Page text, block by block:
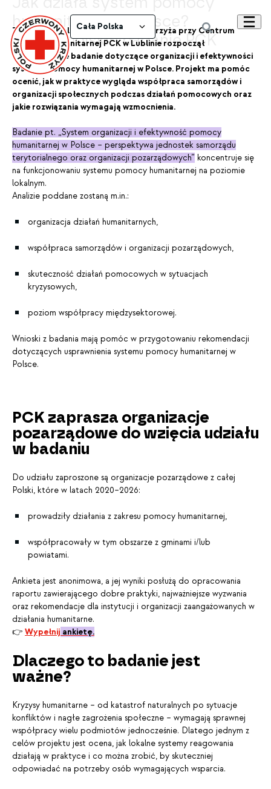
Cała Polska
humanitarnej w Polsce?
Ogólnopolskie badanie PCK
Think Tank Polskiego Czerwonego Krzyża przy Centrum
Pomocy Humanitarnej PCK w Lublinie rozpoczął
ogólnopolskie badanie dotyczące organizacji i efektywności
systemu pomocy humanitarnej w Polsce. Projekt ma pomóc
ocenić, jak w praktyce wygląda współpraca samorządów i
organizacji społecznych podczas działań pomocowych oraz
jakie rozwiązania wymagają wzmocnienia.
Badanie pt. „System organizacji i efektywność pomocy
humanitarnej w Polsce – perspektywa jednostek samorządu
terytorialnego oraz organizacji pozarządowych” koncentruje się
na funkcjonowaniu systemu pomocy humanitarnej na poziomie
lokalnym.
Analizie poddane zostaną m.in.:
organizacja działań humanitarnych,
współpraca samorządów i organizacji pozarządowych,
skuteczność działań pomocowych w sytuacjach
kryzysowych,
poziom współpracy międzysektorowej.
Wnioski z badania mają pomóc w przygotowaniu rekomendacji
dotyczących usprawnienia systemu pomocy humanitarnej w
Polsce.
PCK zaprasza organizacje
pozarządowe do wzięcia udziału
w badaniu
Do udziału zaproszone są organizacje pozarządowe z całej
Polski, które w latach 2020–2026:
prowadziły działania z zakresu pomocy humanitarnej,
współpracowały w tym obszarze z gminami i/lub
powiatami.
Ankieta jest anonimowa, a jej wyniki posłużą do opracowania
raportu zawierającego dobre praktyki, najważniejsze wyzwania
oraz rekomendacje dla instytucji i organizacji zaangażowanych w
działania humanitarne.
👉 Wypełnij ankietę.
Dlaczego to badanie jest
ważne?
Kryzysy humanitarne – od katastrof naturalnych po sytuacje
konfliktów i nagłe zagrożenia społeczne – wymagają sprawnej
współpracy wielu podmiotów jednocześnie. Dlatego jednym z
celów projektu jest ocena, jak lokalne systemy reagowania
działają w praktyce i co można zrobić, by skuteczniej
odpowiadać na potrzeby osób wymagających wsparcia.